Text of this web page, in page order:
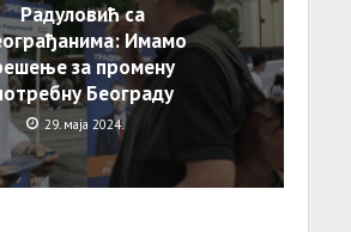
Радуловић са
Имамо
за промену
Београду
29. маја 2024.